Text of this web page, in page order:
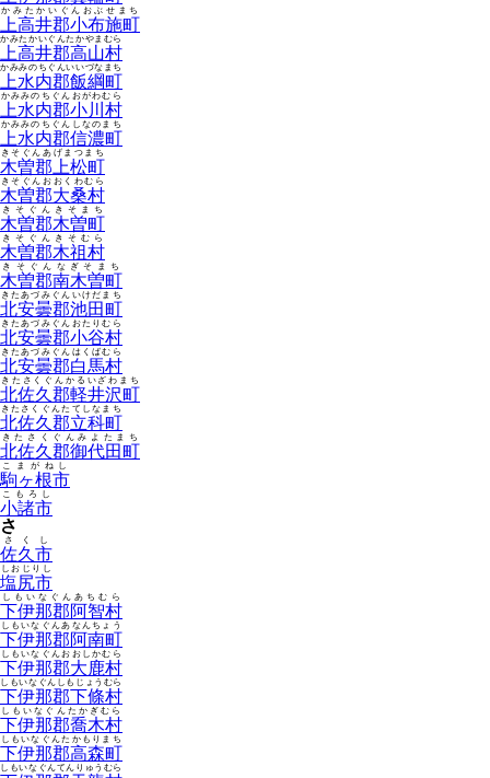
上高井郡小布施町
かみたかいぐんおぶせまち
上高井郡高山村
かみたかいぐんたかやまむら
上水内郡飯綱町
かみみのちぐんいいづなまち
上水内郡小川村
かみみのちぐんおがわむら
上水内郡信濃町
かみみのちぐんしなのまち
木曽郡上松町
きそぐんあげまつまち
木曽郡大桑村
きそぐんおおくわむら
木曽郡木曽町
きそぐんきそまち
木曽郡木祖村
きそぐんきそむら
木曽郡南木曽町
きそぐんなぎそまち
北安曇郡池田町
きたあづみぐんいけだまち
北安曇郡小谷村
きたあづみぐんおたりむら
北安曇郡白馬村
きたあづみぐんはくばむら
北佐久郡軽井沢町
きたさくぐんかるいざわまち
北佐久郡立科町
きたさくぐんたてしなまち
北佐久郡御代田町
きたさくぐんみよたまち
駒ヶ根市
こまがねし
小諸市
こもろし
さ
佐久市
さくし
塩尻市
しおじりし
下伊那郡阿智村
しもいなぐんあちむら
下伊那郡阿南町
しもいなぐんあなんちょう
下伊那郡大鹿村
しもいなぐんおおしかむら
下伊那郡下條村
しもいなぐんしもじょうむら
下伊那郡喬木村
しもいなぐんたかぎむら
下伊那郡高森町
しもいなぐんたかもりまち
しもいなぐんてんりゅうむら